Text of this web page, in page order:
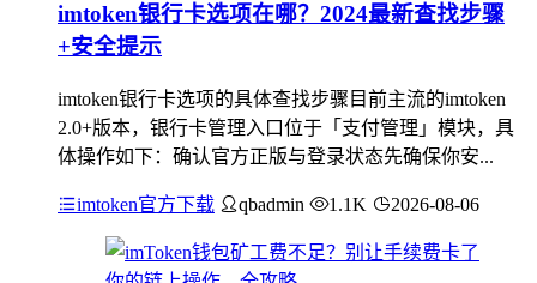
imtoken银行卡选项在哪？2024最新查找步骤
+安全提示
imtoken银行卡选项的具体查找步骤目前主流的imtoken
2.0+版本，银行卡管理入口位于「支付管理」模块，具
体操作如下：确认官方正版与登录状态先确保你安...
imtoken官方下载 qbadmin 1.1K 2026-08-06